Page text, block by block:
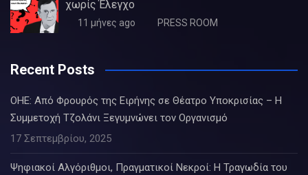
χωρίς Έλεγχο
11 μήνες ago PRESS ROOM
Recent Posts
ΟΗΕ: Από Φρουρός της Ειρήνης σε Θέατρο Υποκρισίας – Η
Συμμετοχή Τζολάνι Ξεγυμνώνει τον Οργανισμό
17 Σεπτεμβρίου, 2025
Ψηφιακοί Αλγόριθμοι, Πραγματικοί Νεκροί: Η Τραγωδία του